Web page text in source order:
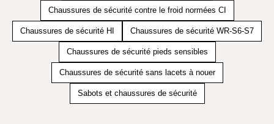
Chaussures de sécurité contre le froid normées CI
Chaussures de sécurité HI Chaussures de sécurité WR-S6-S7
Chaussures de sécurité pieds sensibles
Chaussures de sécurité sans lacets à nouer
Sabots et chaussures de sécurité